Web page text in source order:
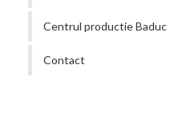
Centrul productie Baduc
Contact